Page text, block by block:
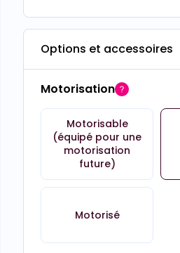
Options et accessoires
Motorisation
Motorisable
(équipé pour une
motorisation
future)
Motorisé